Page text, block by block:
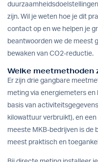
zijn. Wil je weten hoe je dit
contact op en we helpen je
beantwoorden we de meest
bewaken van CO2-reductie.
Welke meetmethoden
Er zijn drie gangbare
meting via energiemeters
basis van
kilowattuur verbruikt), en
meeste MKB-bedrijven is de
meest praktisch en